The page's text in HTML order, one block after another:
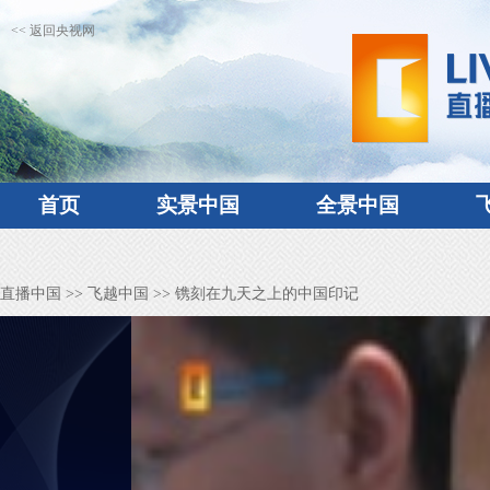
<< 返回央视网
首页 实景中国 全景中国
直播中国 >> 飞越中国 >> 镌刻在九天之上的中国印记